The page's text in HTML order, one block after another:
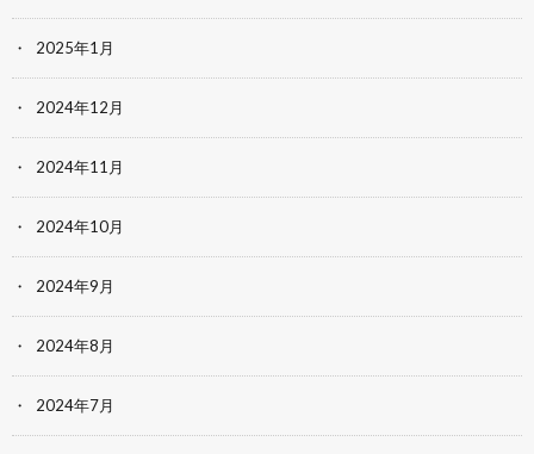
2025年1月
2024年12月
2024年11月
2024年10月
2024年9月
2024年8月
2024年7月